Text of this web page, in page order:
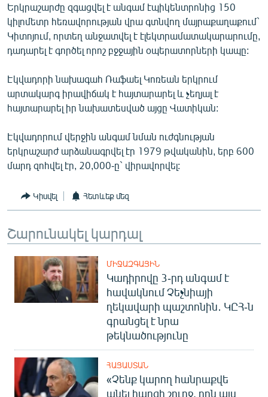
ՁԳՏԵԼՈՎ ԼԱՎԱԳՈՒՅՆԻՆ
ՓՈԴՔԱՍԹ
English
Русский
ՀԵՏԵՎԵՔ ՄԵԶ
Երկրաշարժը զգացվել է անգամ էպիկենտրոնից 150
կիլոմետր հեռավորության վրա գտնվող մայրաքաղաքում`
Կիտոյում, որտեղ անջատվել է էլեկտրամատակարարումը,
դադարել է գործել որոշ բջջային օպերատորների կապը:
Էկվադորի նախագահ Ռաֆաել Կոռեան երկրում
արտակարգ իրավիճակ է հայտարարել և չեղյալ է
հայտարարել իր նախատեսված այցը Վատիկան:
Էկվադորում վերջին անգամ նման ուժգնության
երկրաշարժ արձանագրվել էր 1979 թվականին, երբ 600
մարդ զոհվել էր, 20,000-ը` վիրավորվել:
Կիսվել Հետևեք մեզ
Շարունակել կարդալ
ՄԻՋԱԶԳԱՅԻՆ
Կադիրովը 3-րդ անգամ է
հավակնում Չեչնիայի
ղեկավարի պաշտոնին․ ԿԸՀ-ն
գրանցել է նրա
թեկնածությունը
ՀԱՅԱՍՏԱՆ
«Չենք կարող հանրաքվե
անել հարցի շուրջ, որն այս